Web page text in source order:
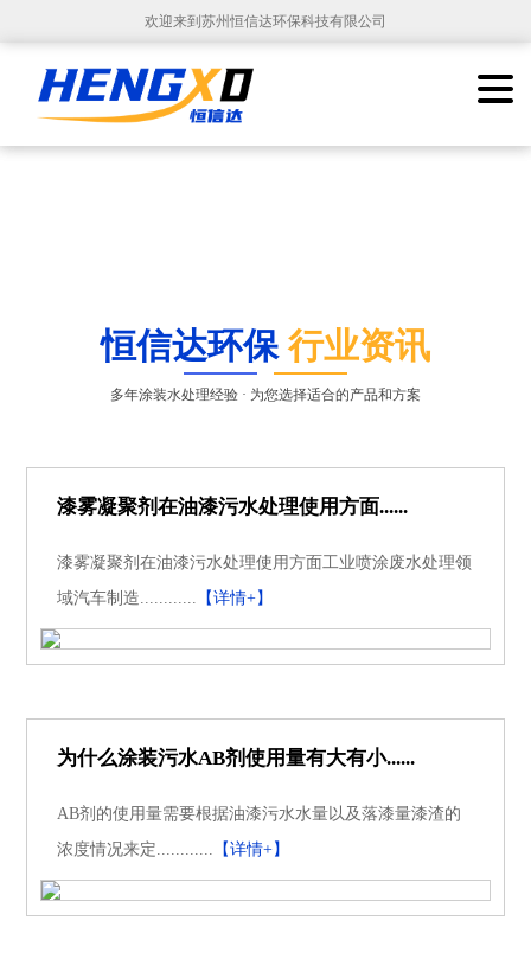
欢迎来到苏州恒信达环保科技有限公司
恒信达环保 行业资讯
多年涂装水处理经验 · 为您选择适合的产品和方案
漆雾凝聚剂在油漆污水处理使用方面......
漆雾凝聚剂在油漆污水处理使用方面工业喷涂废水处理领
域汽车制造............ 【详情+】
为什么涂装污水AB剂使用量有大有小......
AB剂的使用量需要根据油漆污水水量以及落漆量漆渣的
浓度情况来定............ 【详情+】